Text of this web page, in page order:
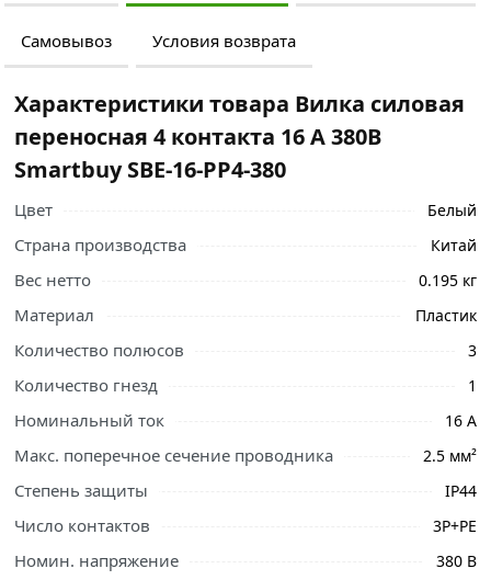
Самовывоз Условия возврата
Ознакомьтесь с подробными характеристиками,
описанием и отзывами о товаре, чтобы сделать
профессиональные менеджеры обработают заказ и
свяжутся с Вами для согласования условий доставки
или самовывоза.
Характеристики товара Вилка силовая
переносная 4 контакта 16 А 380В
Smartbuy SBE-16-PP4-380
Цвет Белый
Страна производства Китай
Вес нетто 0.195 кг
Материал Пластик
Количество полюсов 3
Количество гнезд 1
Номинальный ток 16 А
Макс. поперечное сечение проводника 2.5 мм²
Степень защиты IP44
Число контактов 3P+PE
Номин. напряжение 380 В